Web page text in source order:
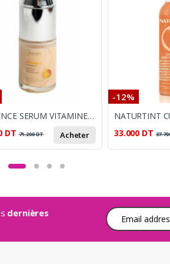
JOUVENCE SERUM VITAMINE-C 30ML
DT 71.200DT Acheter
-12%
33.000 DT
dernières
Adresse e-mail